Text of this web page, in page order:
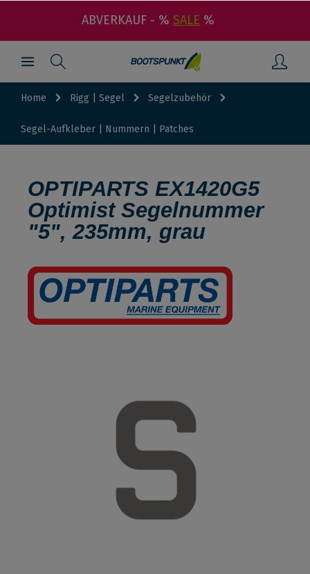
ABVERKAUF - % SALE %
Home Rigg | Segel Segelzubehör
Segel-Aufkleber | Nummern | Patches
OPTIPARTS EX1420G5
Optimist Segelnummer
"5", 235mm, grau